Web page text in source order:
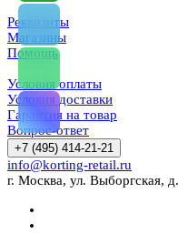
Реквизиты
Магазины
Помощь
Условия оплаты
Условия доставки
Гарантия на товар
Вопрос-ответ
+7 (495) 414-21-21
info@korting-retail.ru
г. Москва, ул. Выборгская,